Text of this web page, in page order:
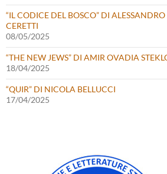
“IL CODICE DEL BOSCO” DI
CERETTI
08/05/2025
“THE NEW JEWS” DI AMIR OVADIA
18/04/2025
“QUIR” DI NICOLA BELLUCCI
17/04/2025